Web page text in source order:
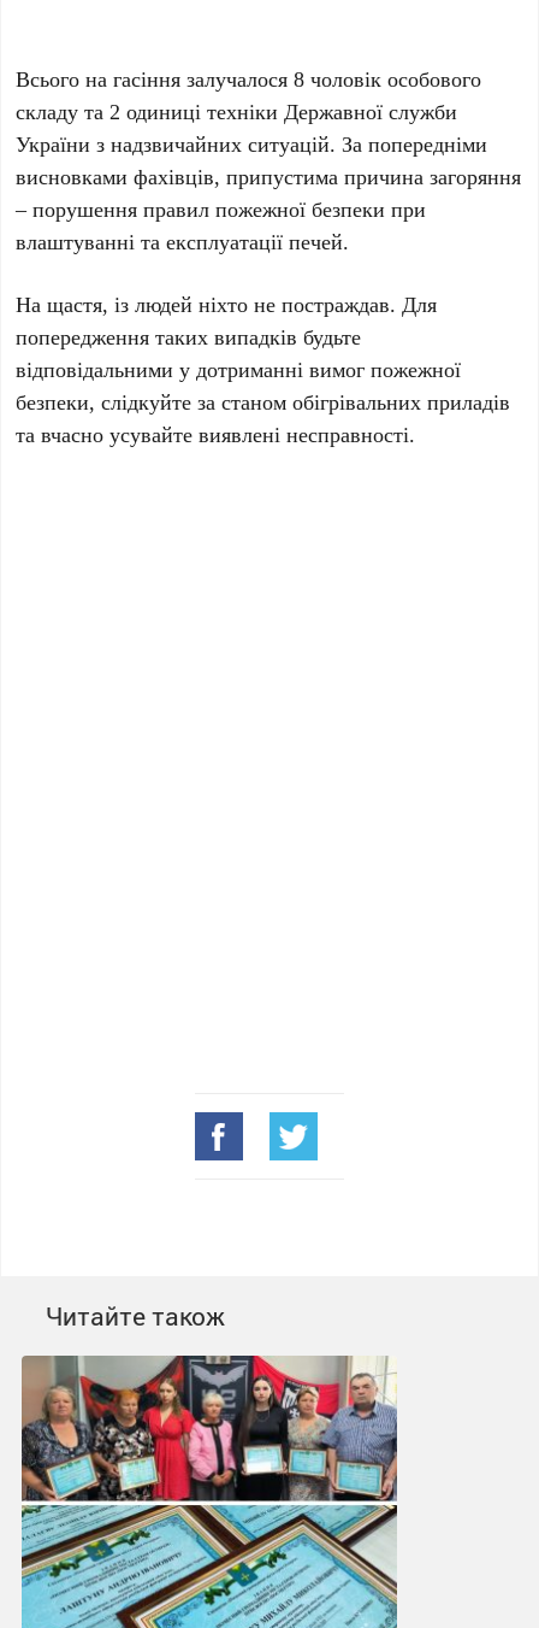
Всього на гасіння залучалося 8 чоловік особового
складу та 2 одиниці техніки Державної служби
України з надзвичайних ситуацій. За попередніми
висновками фахівців, припустима причина загоряння
– порушення правил пожежної безпеки при
влаштуванні та експлуатації печей.
На щастя, із людей ніхто не постраждав. Для
попередження таких випадків будьте
відповідальними у дотриманні вимог пожежної
безпеки, слідкуйте за станом обігрівальних приладів
та вчасно усувайте виявлені несправності.
Читайте також